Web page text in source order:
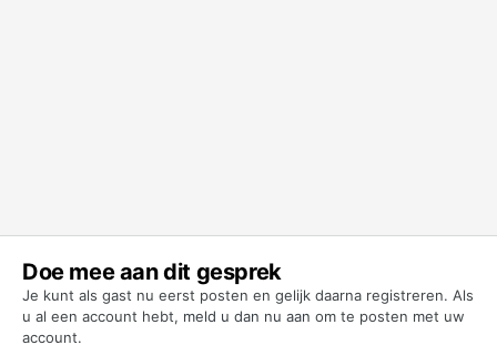
Doe mee aan dit gesprek
Je kunt als gast nu eerst posten en gelijk daarna registreren. Als
u al een account hebt, meld u dan nu aan om te posten met uw
account.